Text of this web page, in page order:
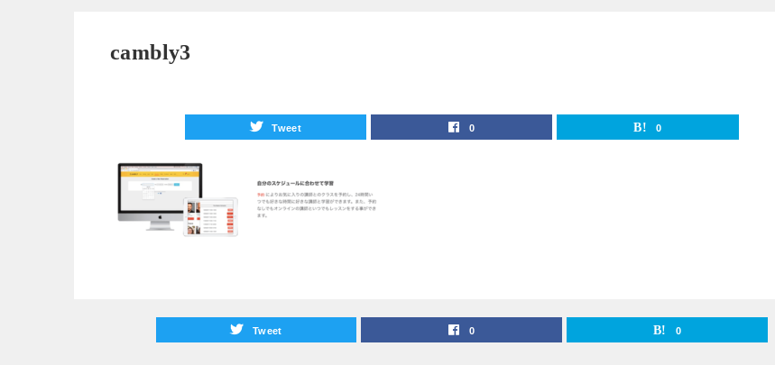
cambly3
Tweet 0 0
Tweet 0 0